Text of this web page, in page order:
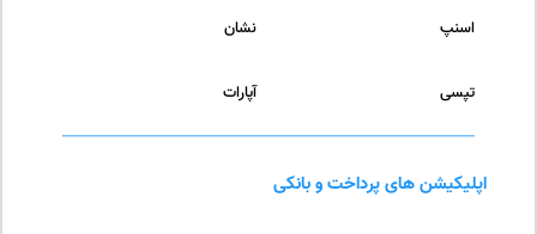
نشان اسنپ
آپارات تپسی
اپلیکیشن های پرداخت و بانکی